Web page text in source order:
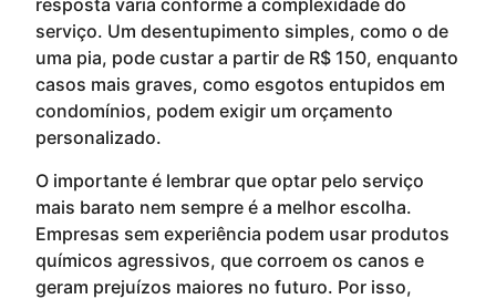
resposta varia conforme a complexidade do
serviço. Um desentupimento simples, como o de
uma pia, pode custar a partir de R$ 150, enquanto
casos mais graves, como esgotos entupidos em
condomínios, podem exigir um orçamento
personalizado.
O importante é lembrar que optar pelo serviço
mais barato nem sempre é a melhor escolha.
Empresas sem experiência podem usar produtos
químicos agressivos, que corroem os canos e
geram prejuízos maiores no futuro. Por isso,